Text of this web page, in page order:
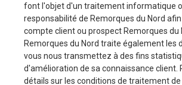
font l'objet d'un traitement informatique
responsabilité de Remorques du Nord
compte client ou prospect Remorques du
Remorques du Nord traite également les
vous nous transmettez à des fins
d'amélioration de sa connaissance client.
détails sur les conditions de traitement